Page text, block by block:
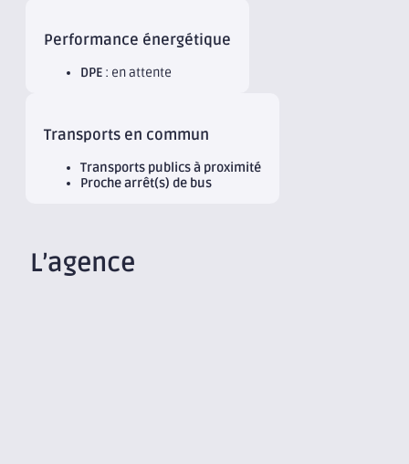
Performance énergétique
DPE : en attente
Transports en commun
Transports publics à proximité
Proche arrêt(s) de bus
L’agence